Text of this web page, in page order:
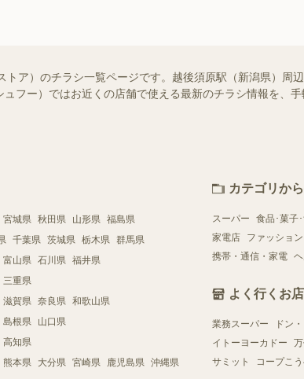
トア）のチラシ一覧ページです。越後須原駅（新潟県）周
フー）ではお近くの店舗で使える最新のチラシ情報を、
宮城県 秋田県 山形県 福島県
千葉県 茨城県 栃木県 群馬県
富山県 石川県 福井県
三重県
滋賀県 奈良県 和歌山県
島根県 山口県
高知県
熊本県 大分県 宮崎県 鹿児島県 沖縄県
カテゴリか
スーパー 食品･菓子
家電店
ファッション
携帯・通信・家電
よく行くお
業務スーパー ドン
イトーヨーカドー
サミット
コープこ